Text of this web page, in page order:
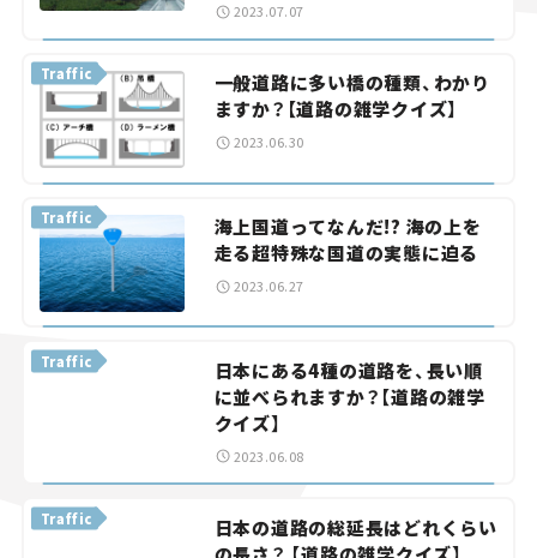
2023.07.07
Traffic
一般道路に多い橋の種類、わかり
ますか？【道路の雑学クイズ】
2023.06.30
Traffic
海上国道ってなんだ!? 海の上を
走る超特殊な国道の実態に迫る
2023.06.27
Traffic
日本にある4種の道路を、長い順
に並べられますか？【道路の雑学
クイズ】
2023.06.08
Traffic
日本の道路の総延長はどれくらい